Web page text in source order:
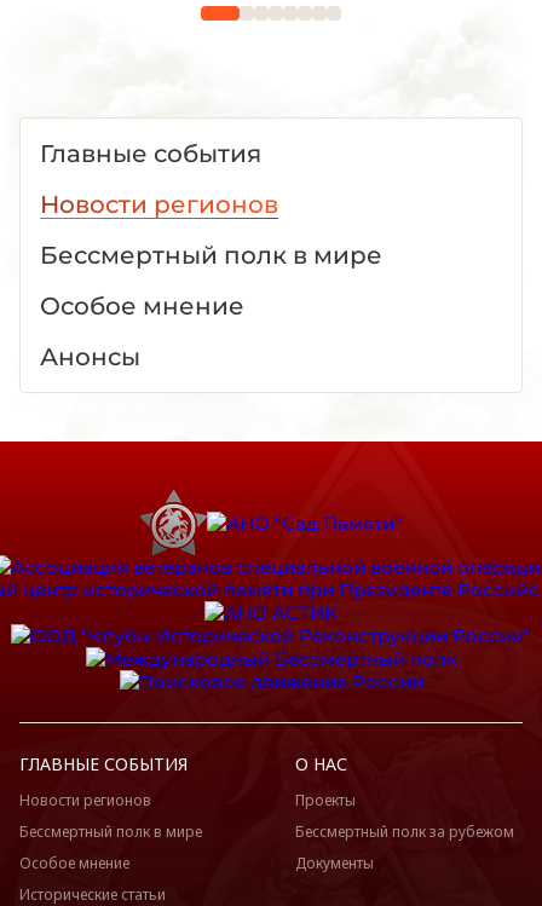
Главные события
Новости регионов
Бессмертный полк в мире
Особое мнение
Анонсы
ГЛАВНЫЕ СОБЫТИЯ
Новости регионов
Бессмертный полк в мире
Особое мнение
Исторические статьи
О НАС
Проекты
Бессмертный полк за рубежом
Документы